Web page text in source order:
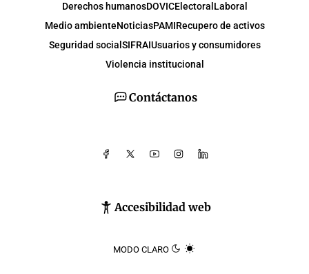
Contáctanos
Accesibilidad web
MODO CLARO
Derechos humanosDOVICElectoral Laboral
Medio ambienteNoticiasPAMIRecupero de activos
Seguridad social SIFRAIUsuarios y consumidores
Violencia institucional